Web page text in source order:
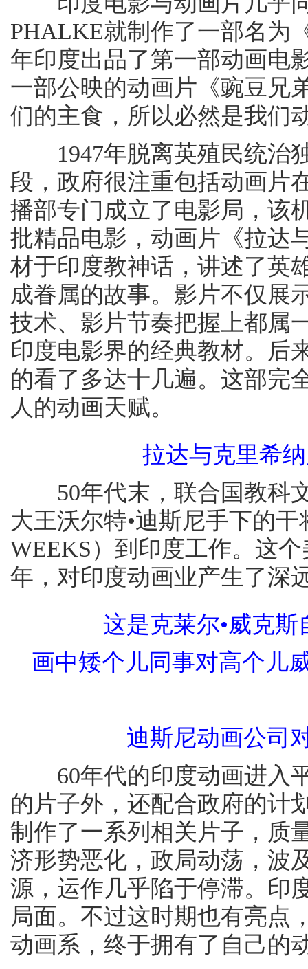
PHALKE就制作了一部名为
年印度出品了第一部动画电
一部公映的动画片《豌豆兄
们的主食，所以必然是我们
1947年脱离英殖民统治
段，政府很注重包括动画片
播部专门成立了电影局，该
批精品电影，动画片《拉达
材于印度教神话，讲述了英
成眷属的故事。影片不仅展
技术、影片节奏把握上都属
印度电影界的经典教材。后
的看了多达十几遍。这部完
人的动画天赋。
拉达与克里希
50年代末，联合国教科文
大王沃尔特•迪斯尼手下的
WEEKS）到印度工作。这
年，对印度动画业产生了深
这是克莱尔•威克
画中矮个儿同事对高个儿
迪斯尼动画公司
60年代的印度动画进入平
的片子外，还配合政府的计
制作了一系列相关片子，质
济形势恶化，政局动荡，波
源，运作几乎陷于停滞。印
局面。不过这时期也有亮点
动画系，终于拥有了自己的